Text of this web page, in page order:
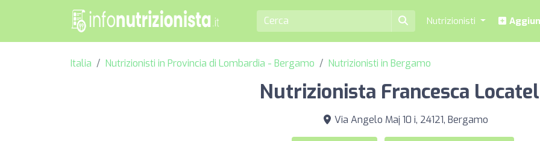
Nutrizionisti
Italia Nutrizionisti in Provincia di Lombardia - Bergamo Nutrizionisti in Bergamo
Nutrizionista Francesca
Via Angelo Maj 10 i, 24121, Bergamo